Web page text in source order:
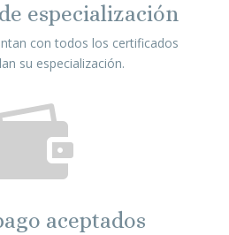
especialización
con todos los certificados
su especialización.
aceptados